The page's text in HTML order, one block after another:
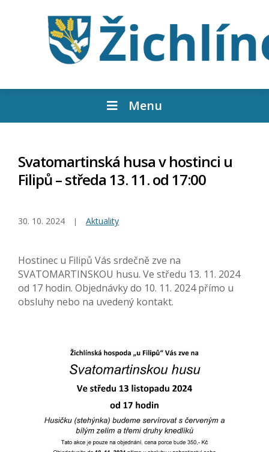
Menu
Svatomartinská husa v hostinci u
Filipů – středa 13. 11. od 17:00
30. 10. 2024 Aktuality
Hostinec u Filipů Vás srdečně zve na
SVATOMARTINSKOU husu. Ve středu 13. 11. 2024
od 17 hodin. Objednávky do 10. 11. 2024 přímo u
obsluhy nebo na uvedený kontakt.